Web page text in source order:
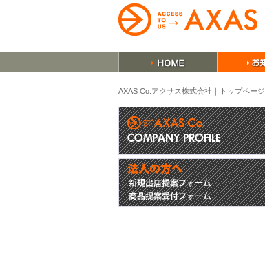
AXAS Co.アクサス株式会社｜トップページ